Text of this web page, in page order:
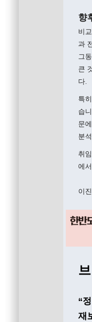
향
비
과
그
큰
다.
특
습
문
분
취
에
이
“
재